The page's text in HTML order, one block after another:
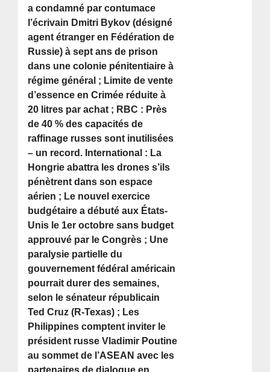
a condamné par contumace
l’écrivain Dmitri Bykov (désigné
agent étranger en Fédération de
Russie) à sept ans de prison
dans une colonie pénitentiaire à
régime général ; Limite de vente
d’essence en Crimée réduite à
20 litres par achat ; RBC : Près
de 40 % des capacités de
raffinage russes sont inutilisées
– un record. International : La
Hongrie abattra les drones s’ils
pénètrent dans son espace
aérien ; Le nouvel exercice
budgétaire a débuté aux États-
Unis le 1er octobre sans budget
approuvé par le Congrès ; Une
paralysie partielle du
gouvernement fédéral américain
pourrait durer des semaines,
selon le sénateur républicain
Ted Cruz (R-Texas) ; Les
Philippines comptent inviter le
président russe Vladimir Poutine
au sommet de l’ASEAN avec les